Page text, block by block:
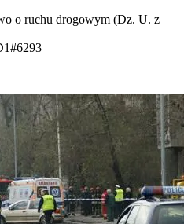
o ruchu drogowym (Dz. U. z
#6293